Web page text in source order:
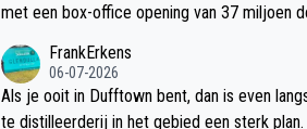
met een box-office opening van 37 miljoen
FrankErkens
06-07-2026
Als je ooit in Dufftown bent, dan is even
te distilleerderij in het gebied een sterk plan. Of beter nog; pla